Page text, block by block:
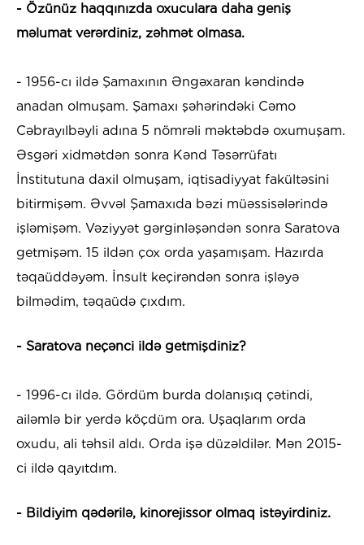
- Özünüz haqqınızda oxuculara daha geniş
məlumat verərdiniz, zəhmət olmasa.
- 1956-cı ildə Şamaxının Əngəxaran kəndində
anadan olmuşam. Şamaxı şəhərindəki Cəmo
Cəbrayılbəyli adına 5 nömrəli məktəbdə oxumuşam.
Əsgəri xidmətdən sonra Kənd Təsərrüfatı
İnstitutuna daxil olmuşam, iqtisadiyyat fakültəsini
bitirmişəm. Əvvəl Şamaxıda bəzi müəssisələrində
işləmişəm. Vəziyyət gərginləşəndən sonra Saratova
getmişəm. 15 ildən çox orda yaşamışam. Hazırda
təqaüddəyəm. İnsult keçirəndən sonra işləyə
bilmədim, təqaüdə çıxdım.
- Saratova neçənci ildə getmişdiniz?
- 1996-cı ildə. Gördüm burda dolanışıq çətindi,
ailəmlə bir yerdə köçdüm ora. Uşaqlarım orda
oxudu, ali təhsil aldı. Orda işə düzəldilər. Mən 2015-
ci ildə qayıtdım.
- Bildiyim qədərilə, kinorejissor olmaq istəyirdiniz.